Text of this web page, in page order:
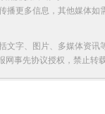
播更多信息，其他媒体
文字、图片、多媒体资
网事先协议授权，禁止转